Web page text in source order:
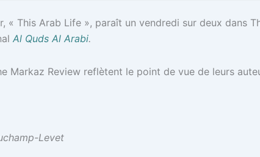
« This Arab Life », paraît un vendredi sur deux dans
Al Quds Al Arabi.
Markaz Review reflètent le point de vue de leurs
Levet